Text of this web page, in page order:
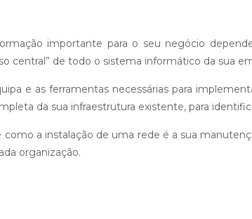
importante para o seu negócio
central” de todo o sistema informático da sua
e as ferramentas necessárias para
da sua infraestrutura existente, para
a instalação de uma rede é a sua
organização.